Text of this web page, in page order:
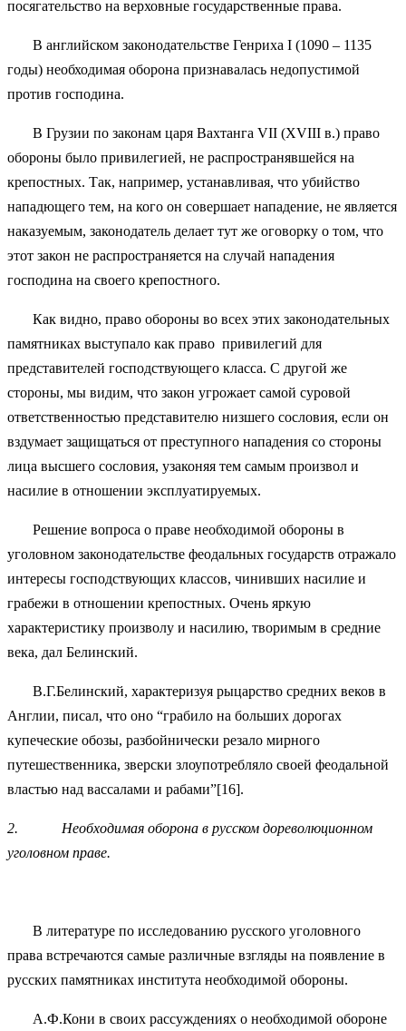
посягательство на верховные государственные права.
В английском законодательстве Генриха I (1090 – 1135
годы) необходимая оборона признавалась недопустимой
против господина.
В Грузии по законам царя Вахтанга VII (XVIII в.) право
обороны было привилегией, не распространявшейся на
крепостных. Так, например, устанавливая, что убийство
нападющего тем, на кого он совершает нападение, не является
наказуемым, законодатель делает тут же оговорку о том, что
этот закон не распространяется на случай нападения
господина на своего крепостного.
Как видно, право обороны во всех этих законодательных
памятниках выступало как право привилегий для
представителей господствующего класса. С другой же
стороны, мы видим, что закон угрожает самой суровой
ответственностью представителю низшего сословия, если он
вздумает защищаться от преступного нападения со стороны
лица высшего сословия, узаконяя тем самым произвол и
насилие в отношении эксплуатируемых.
Решение вопроса о праве необходимой обороны в
уголовном законодательстве феодальных государств отражало
интересы господствующих классов, чинивших насилие и
грабежи в отношении крепостных. Очень яркую
характеристику произволу и насилию, творимым в средние
века, дал Белинский.
В.Г.Белинский, характеризуя рыцарство средних веков в
Англии, писал, что оно “грабило на больших дорогах
купеческие обозы, разбойнически резало мирного
путешественника, зверски злоупотребляло своей феодальной
властью над вассалами и рабами”[16].
2. Необходимая оборона в русском дореволюционном
уголовном праве.
В литературе по исследованию русского уголовного
права встречаются самые различные взгляды на появление в
русских памятниках института необходимой обороны.
А.Ф.Кони в своих рассуждениях о необходимой обороне